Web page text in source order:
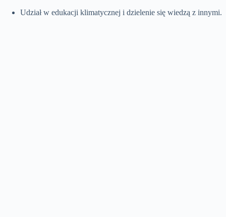
Udział w edukacji klimatycznej i dzielenie się wiedzą z innymi.